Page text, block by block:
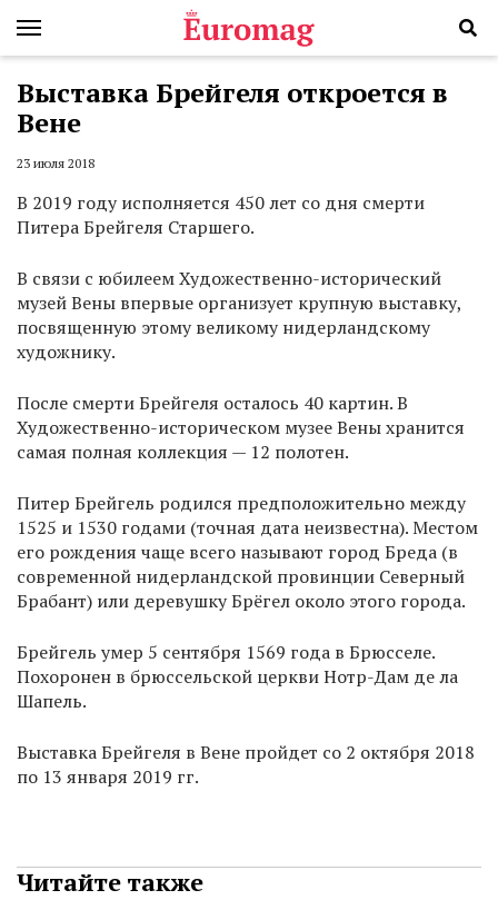
Выставка Брейгеля откроется в
Вене
23 июля 2018
В 2019 году исполняется 450 лет со дня смерти
Питера Брейгеля Старшего.
В связи с юбилеем Художественно-исторический
музей Вены впервые организует крупную выставку,
посвященную этому великому нидерландскому
художнику.
После смерти Брейгеля осталось 40 картин. В
Художественно-историческом музее Вены хранится
самая полная коллекция — 12 полотен.
Питер Брейгель родился предположительно между
1525 и 1530 годами (точная дата неизвестна). Местом
его рождения чаще всего называют город Бреда (в
современной нидерландской провинции Северный
Брабант) или деревушку Брёгел около этого города.
Брейгель умер 5 сентября 1569 года в Брюсселе.
Похоронен в брюссельской церкви Нотр-Дам де ла
Шапель.
Выставка Брейгеля в Вене пройдет со 2 октября 2018
по 13 января 2019 гг.
Читайте также